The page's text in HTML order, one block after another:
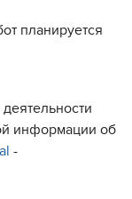
планируется
информации об
-